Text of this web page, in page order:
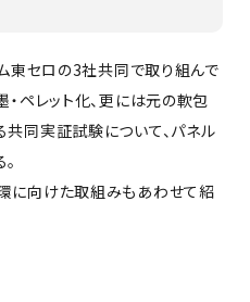
東セロの3社共同で取り組んで
ペレット化、更には元の軟包
共同実証試験について、パネル
に向けた取組みもあわせて紹